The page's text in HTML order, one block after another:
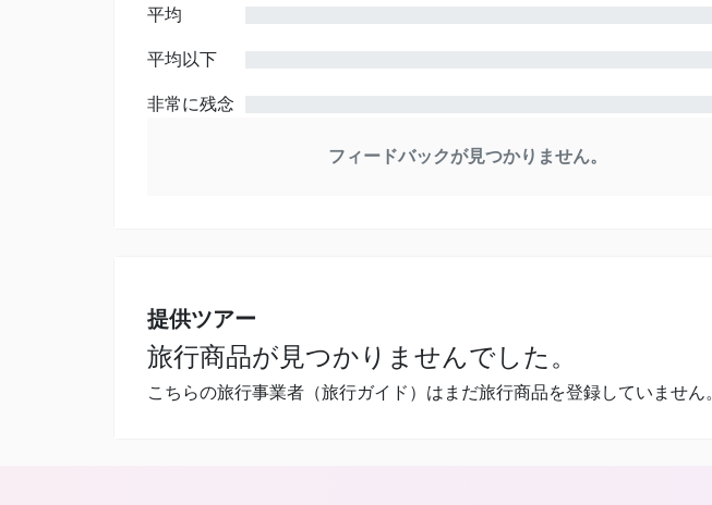
平均
平均以下
非常に残念
フィードバックが見つかりません。
提供ツアー
旅行商品が見つかりませんでした。
こちらの旅行事業者（旅行ガイド）はまだ旅行商品を登録していません。